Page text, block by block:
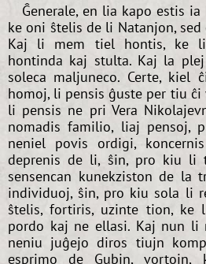
Ĝenerale, en lia kapo estis
ke oni ŝtelis de li Natanjon,
Kaj li mem tiel hontis, ke
hontinda kaj stulta. Kaj la
soleca maljuneco. Certe, kiel
homoj, li pensis ĝuste per tiu
li pensis ne pri Vera
nomadis familio, liaj pensoj,
neniel povis ordigi,
deprenis de li, ŝin, pro kiu li
sensencan kunekziston de
individuoj, ŝin, pro kiu sola li
ŝtelis, fortiris, uzinte tion, ke
pordo kaj ne ellasi. Kaj nun li
neniu juĝejo diros tiujn
esprimo de Gubin, vortojn,